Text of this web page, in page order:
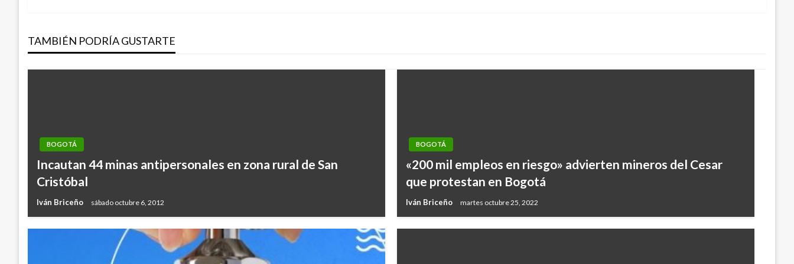
entradas
TAMBIÉN PODRÍA GUSTARTE
BOGOTÁ
Incautan 44 minas antipersonales en zona rural de San
Cristóbal
Iván Briceño sábado octubre 6, 2012
BOGOTÁ
«200 mil empleos en riesgo» advierten mineros del Cesar
que protestan en Bogotá
Iván Briceño martes octubre 25, 2022